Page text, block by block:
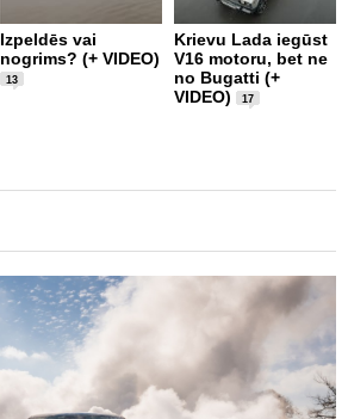
Izpeldēs vai
nogrims? (+ VIDEO)
13
Krievu Lada iegūst
V16 motoru, bet ne
no Bugatti (+
VIDEO)
17